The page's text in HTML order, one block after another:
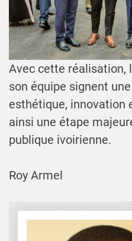
Avec cette réalisation,
son équipe signent
esthétique, innovation
ainsi une étape
publique ivoirienne.
Roy Armel